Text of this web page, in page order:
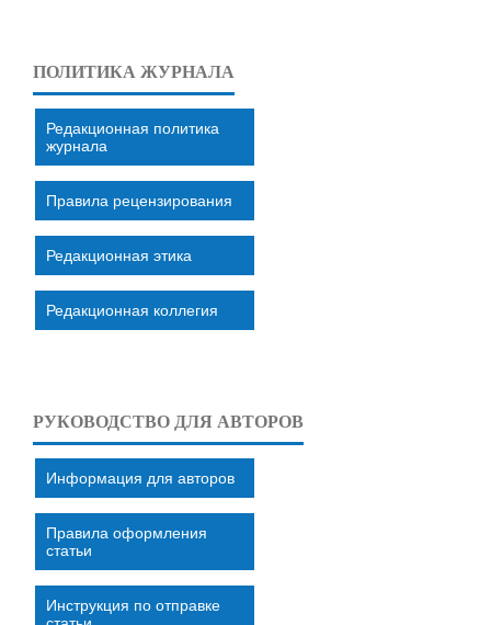
ПОЛИТИКА ЖУРНАЛА
Редакционная политика
журнала
Правила рецензирования
Редакционная этика
Редакционная коллегия
РУКОВОДСТВО ДЛЯ АВТОРОВ
Информация для авторов
Правила оформления
статьи
Инструкция по отправке